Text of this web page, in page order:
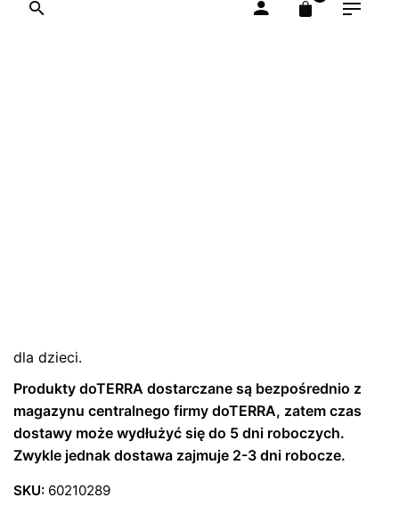
mieszanka olejków
dla dzieci.
Produkty doTERRA dostarczane są bezpośrednio z
magazynu centralnego firmy doTERRA, zatem czas
dostawy może wydłużyć się do 5 dni roboczych.
Zwykle jednak dostawa zajmuje 2-3 dni robocze.
SKU: 60210289